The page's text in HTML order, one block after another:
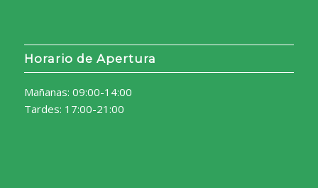
Horario de Apertura
Mañanas: 09:00-14:00
Tardes: 17:00-21:00